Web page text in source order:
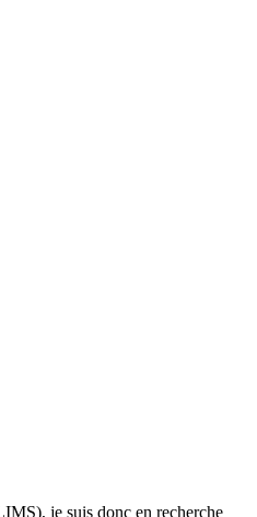
je suis donc en recherche